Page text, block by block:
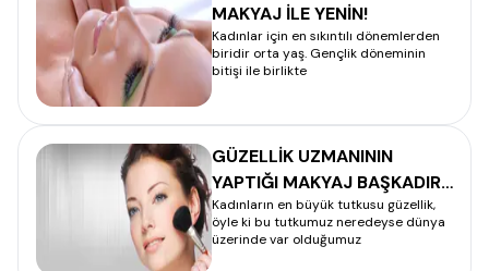
MAKYAJ İLE YENİN!
Kadınlar için en sıkıntılı dönemlerden
biridir orta yaş. Gençlik döneminin
bitişi ile birlikte
GÜZELLİK UZMANININ
YAPTIĞI MAKYAJ BAŞKADIR!
- MAKYAJ
Kadınların en büyük tutkusu güzellik,
öyle ki bu tutkumuz neredeyse dünya
üzerinde var olduğumuz